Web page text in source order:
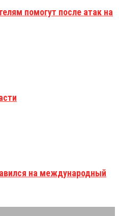
помогут после атак на
на международный